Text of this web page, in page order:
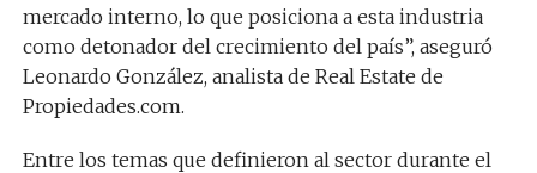
mercado interno, lo que posiciona a esta industria
como detonador del crecimiento del país”, aseguró
Leonardo González, analista de Real Estate de
Propiedades.com.
Entre los temas que definieron al sector durante el